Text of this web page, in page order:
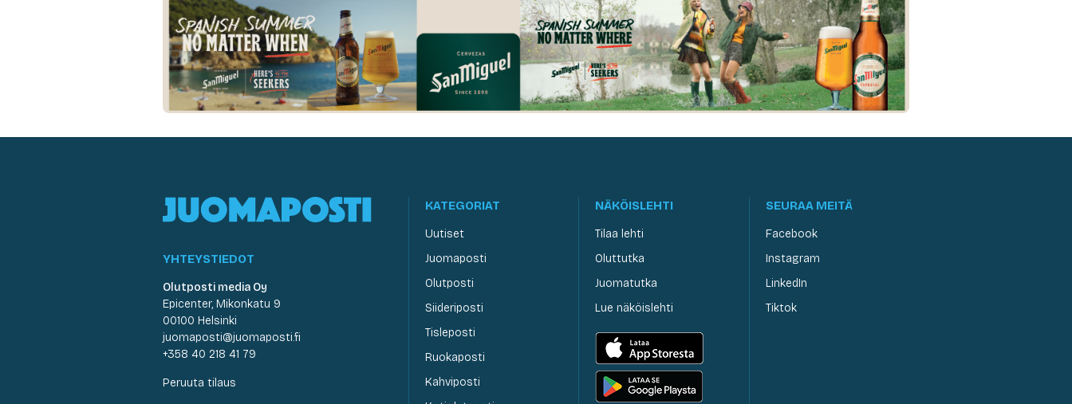
YHTEYSTIEDOT
Olutposti media Oy
Epicenter, Mikonkatu 9
00100 Helsinki
juomaposti@juomaposti.fi
+358 40 218 41 79
Peruuta tilaus
KATEGORIAT
Uutiset
Juomaposti
Olutposti
Siideriposti
Tisleposti
Ruokaposti
Kahviposti
NÄKÖISLEHTI
Tilaa lehti
Oluttutka
Juomatutka
Lue näköislehti
SEURAA MEITÄ
Facebook
Instagram
LinkedIn
Tiktok